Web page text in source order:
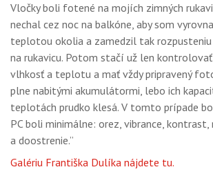
Vločky boli fotené na mojích zimných
nechal cez noc na balkóne, aby som
teplotou okolia a zamedzil tak rozpusteniu
na rukavicu. Potom stačí už len
vlhkosť a teplotu a mať vždy pripravený
plne nabitými akumulátormi, lebo ich
teplotách prudko klesá. V tomto prípade
PC boli minimálne: orez, vibrance,
a doostrenie.”
Galériu Františka Dulíka nájdete tu.